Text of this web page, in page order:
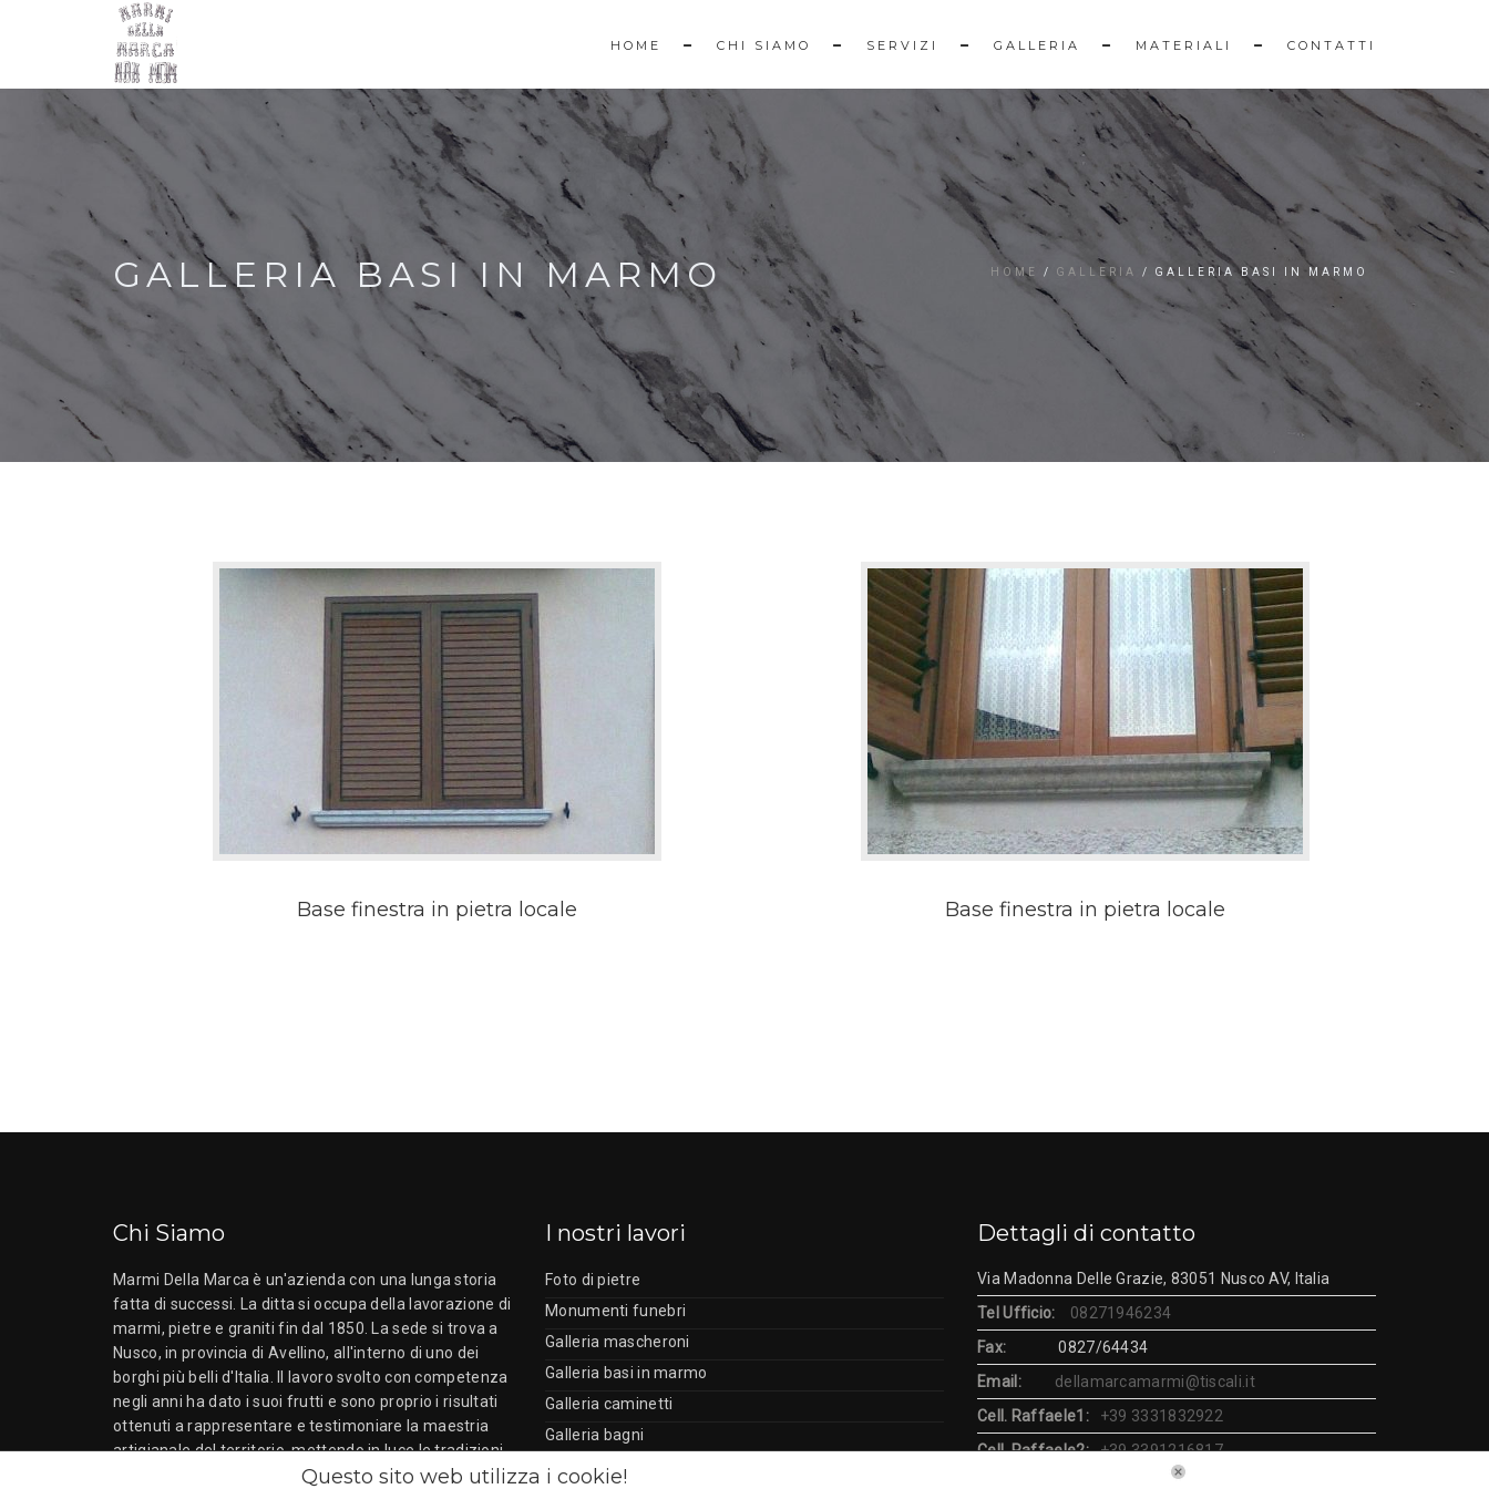
HOME CHI SIAMO SERVIZI GALLERIA MATERIALI CONTATTI
GALLERIA BASI IN MARMO HOME GALLERIA GALLERIA BASI IN MARMO
Base finestra in pietra locale Base finestra in pietra locale
Chi Siamo
Marmi Della Marca è un'azienda con una lunga storia
fatta di successi. La ditta si occupa della lavorazione di
marmi, pietre e graniti fin dal 1850. La sede si trova a
Nusco, in provincia di Avellino, all'interno di uno dei
borghi più belli d'Italia. Il lavoro svolto con competenza
negli anni ha dato i suoi frutti e sono proprio i risultati
ottenuti a rappresentare e testimoniare la maestria
artigianale del territorio, mettendo in luce le tradizioni
I nostri lavori
Foto di pietre
Monumenti funebri
Galleria mascheroni
Galleria basi in marmo
Galleria caminetti
Galleria bagni
Galleria fontane
Dettagli di contatto
Via Madonna Delle Grazie, 83051 Nusco AV, Italia
Tel Ufficio:
08271946234
Fax:
0827/64434
Email:
dellamarcamarmi@tiscali.it
Cell. Raffaele1:
+39 3331832922
Cell. Raffaele2:
+39 3391216817
Lun - Ven: 07:00 - 12:30 + 13:30 -
Questo sito web utilizza i cookie!